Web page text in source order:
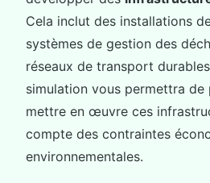
Cela inclut des installations
systèmes de gestion des
réseaux de transport
simulation vous permettra de
mettre en œuvre ces
compte des contraintes
environnementales.